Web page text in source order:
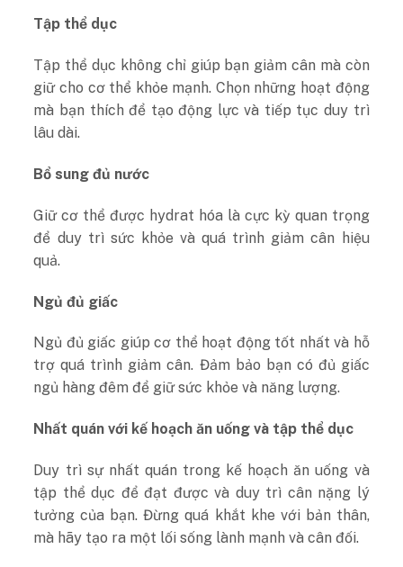
Tập thể dục
Tập thể dục không chỉ giúp bạn giảm cân mà còn
giữ cho cơ thể khỏe mạnh. Chọn những hoạt động
mà bạn thích để tạo động lực và tiếp tục duy trì
lâu dài.
Bổ sung đủ nước
Giữ cơ thể được hydrat hóa là cực kỳ quan trọng
để duy trì sức khỏe và quá trình giảm cân hiệu
quả.
Ngủ đủ giấc
Ngủ đủ giấc giúp cơ thể hoạt động tốt nhất và hỗ
trợ quá trình giảm cân. Đảm bảo bạn có đủ giấc
ngủ hàng đêm để giữ sức khỏe và năng lượng.
Nhất quán với kế hoạch ăn uống và tập thể dục
Duy trì sự nhất quán trong kế hoạch ăn uống và
tập thể dục để đạt được và duy trì cân nặng lý
tưởng của bạn. Đừng quá khắt khe với bản thân,
mà hãy tạo ra một lối sống lành mạnh và cân đối.